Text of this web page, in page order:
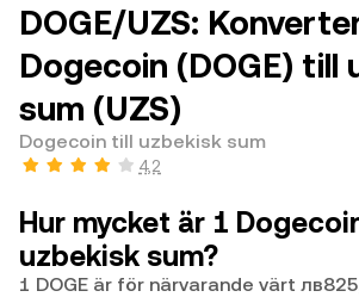
DOGE/UZS:
Dogecoin (DOGE) till
sum (UZS)
Dogecoin till uzbekisk sum
4,2
Hur mycket är 1
uzbekisk sum?
1 DOGE är för närvarande värt